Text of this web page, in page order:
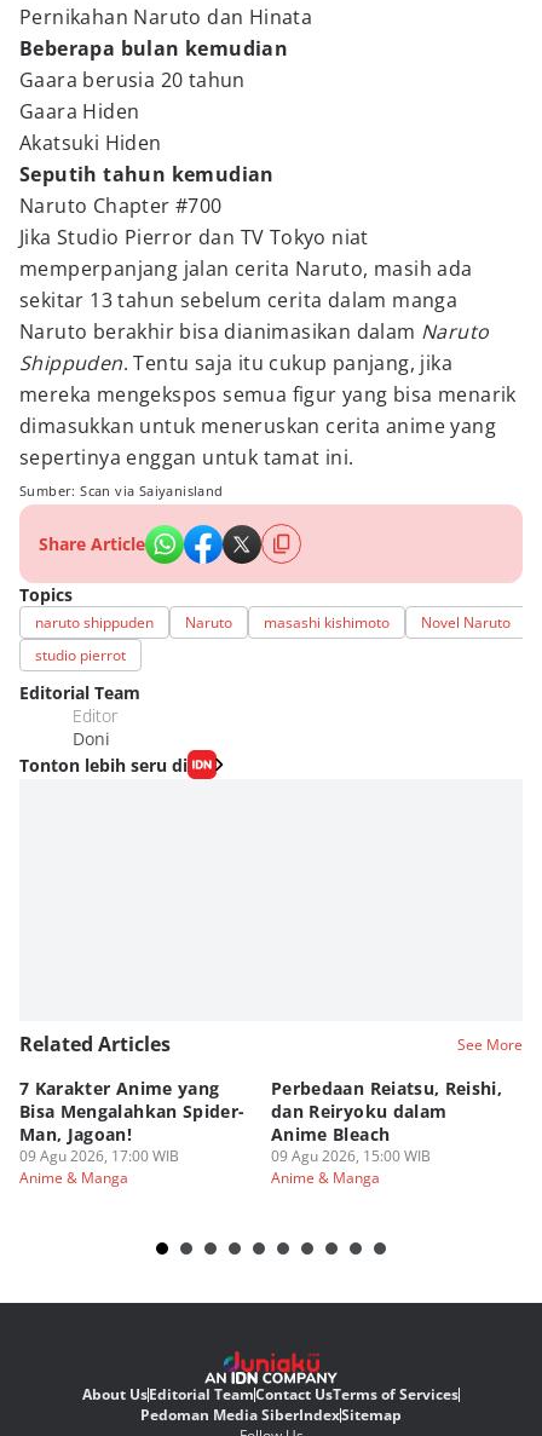
Pernikahan Naruto dan Hinata
Beberapa bulan kemudian
Gaara berusia 20 tahun
Gaara Hiden
Akatsuki Hiden
Seputih tahun kemudian
Naruto Chapter #700
Jika Studio Pierror dan TV Tokyo niat
memperpanjang jalan cerita Naruto, masih ada
sekitar 13 tahun sebelum cerita dalam manga
Naruto berakhir bisa dianimasikan dalam Naruto
Shippuden. Tentu saja itu cukup panjang, jika
mereka mengekspos semua figur yang bisa menarik
dimasukkan untuk meneruskan cerita anime yang
sepertinya enggan untuk tamat ini.
Sumber: Scan via Saiyanisland
Share Article
Topics
naruto shippuden Naruto masashi kishimoto
Novel Naruto
studio pierrot
Editorial Team
Editor
Doni
Tonton lebih seru di
Related Articles See More
7 Karakter Anime yang
Bisa Mengalahkan Spider-
Man, Jagoan!
09 Agu 2026, 17:00 WIB
Anime & Manga
Perbedaan Reiatsu, Reishi,
dan Reiryoku dalam
Anime Bleach
09 Agu 2026, 15:00 WIB
Anime & Manga
About UsEditorial TeamContact UsTerms of Services
Pedoman Media SiberIndexSitemap